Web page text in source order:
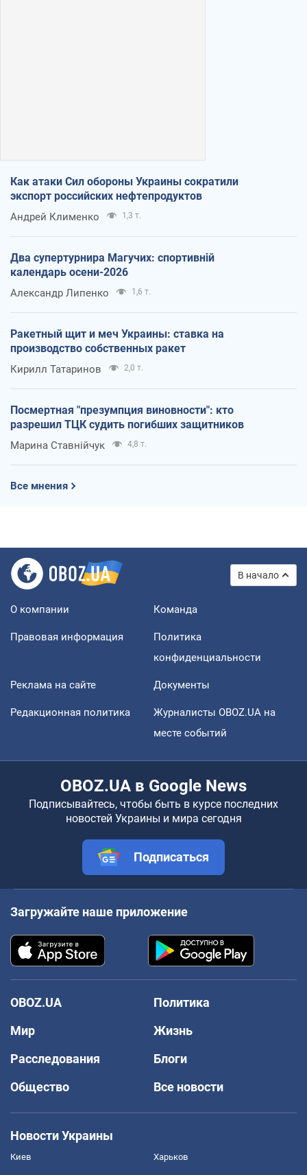
Как атаки Сил обороны Украины сократили
экспорт российских нефтепродуктов
Андрей Клименко 1,3 т.
Два супертурнира Магучих: спортивній
календарь осени-2026
Александр Липенко 1,6 т.
Ракетный щит и меч Украины: ставка на
производство собственных ракет
Кирилл Татаринов 2,0 т.
Посмертная "презумпция виновности": кто
разрешил ТЦК судить погибших защитников
Марина Ставнійчук 4,8 т.
Все мнения
В начало
О компании Команда
Правовая информация
Политика
конфиденциальности
Реклама на сайте Документы
Редакционная политика
Журналисты OBOZ.UA на
месте событий
OBOZ.UA в Google News
Подписывайтесь, чтобы быть в курсе последних
новостей Украины и мира сегодня
Подписаться
Загружайте наше приложение
OBOZ.UA
Политика
Мир
Жизнь
Расследования
Блоги
Общество
Все новости
Новости Украины
Киев Харьков